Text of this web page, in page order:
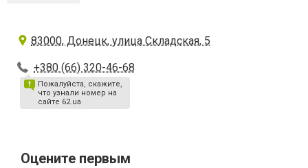
83000, Донецк, улица Складская, 5
+380 (66) 320-46-68
Пожалуйста, скажите,
что узнали номер на
сайте 62.ua
Оцените первым